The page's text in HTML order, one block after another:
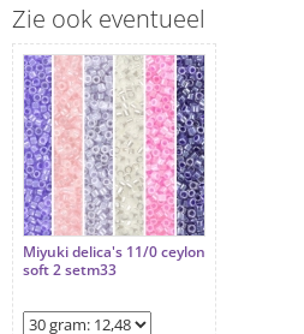
Zie ook eventueel
Miyuki delica's 11/0 ceylon
soft 2 setm33